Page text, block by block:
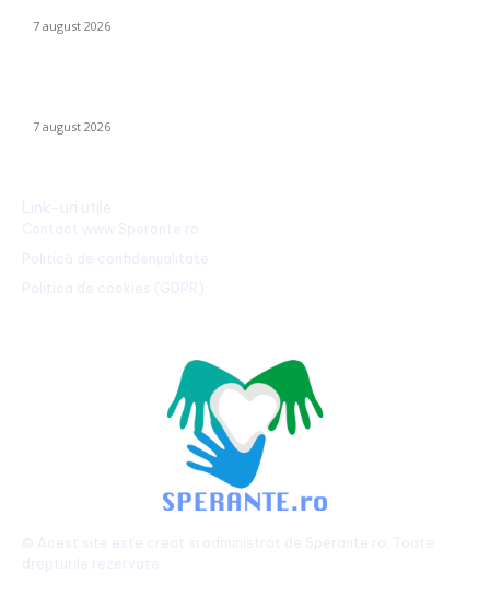
7 august 2026
7 august 2026